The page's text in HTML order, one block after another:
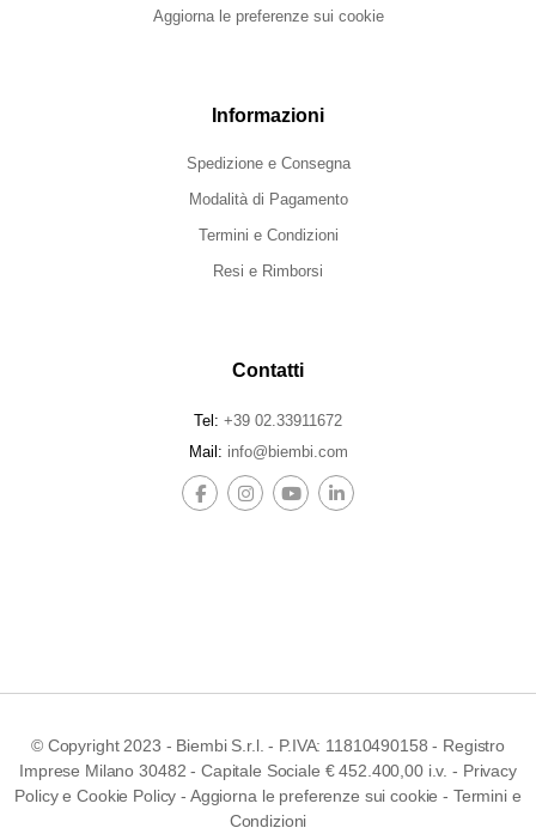
Aggiorna le preferenze sui cookie
Informazioni
Spedizione e Consegna
Modalità di Pagamento
Termini e Condizioni
Resi e Rimborsi
Contatti
Tel: +39 02.33911672
Mail: info@biembi.com
© Copyright 2023 - Biembi S.r.l. - P.IVA: 11810490158 - Registro
Imprese Milano 30482 - Capitale Sociale € 452.400,00 i.v. - Privacy
PolicyeCookie Policy - Aggiorna le preferenze sui cookie - Termini e
Condizioni